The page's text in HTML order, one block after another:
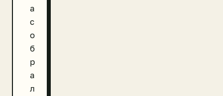
а
с
о
б
р
а
л